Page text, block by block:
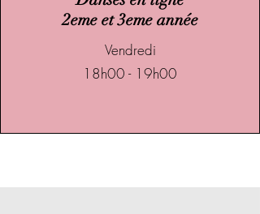
2eme et 3eme année
Vendredi
18h00 - 19h00